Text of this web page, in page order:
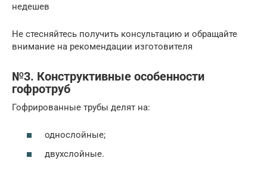
недешев
Не стесняйтесь получить консультацию и обращайте
внимание на рекомендации изготовителя
№3. Конструктивные особенности
гофротруб
Гофрированные трубы делят на:
однослойные;
двухслойные.